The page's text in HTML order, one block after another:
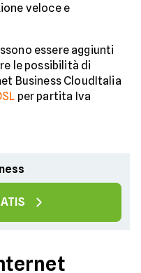
veloce e
essere aggiunti
le possibilità di
Business CloudItalia
per partita Iva